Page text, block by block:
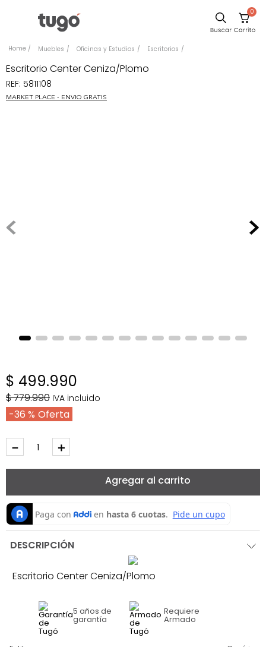
0
Muebles Oficinas y Estudios Escritorios
Escritorio Center Ceniza/Plomo
REF: 5811108
MARKET PLACE - ENVIO GRATIS
$ 499.990
$779.990 IVA incluido
36 %
＋
－
Agregar al carrito
DESCRIPCIÓN
Escritorio Center Ceniza/Plomo
5 años de
garantía
Requiere
Armado
Comedor
Escritorio
Sillas